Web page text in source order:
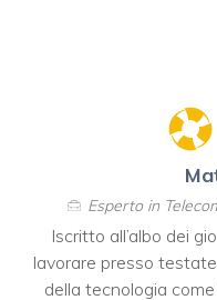
Esperto in
Iscritto all’albo dei
lavorare presso
della tecnologia come